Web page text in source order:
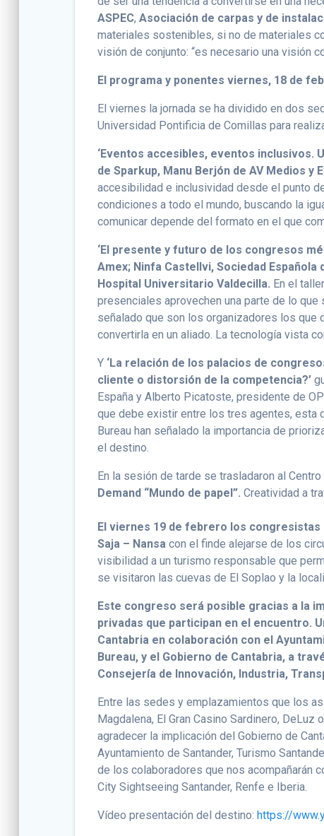
ASPEC,Asociación de carpas y de
materiales sostenibles, si no de materiales
visión de conjunto: “es necesario una visión
El programa y ponentes viernes, 18 de
El viernes la jornada se ha dividido en dos
Universidad Pontificia de Comillas para
‘Eventos accesibles, eventos inclusivos.
de Sparkup, Manu Berjón de AV Medios y
accesibilidad e inclusividad desde el punto
condiciones a todo el mundo, buscando la
comunicar depende del formato en el que
‘El presente y futuro de los congresos
Amex; Ninfa Castellvi, Sociedad
Hospital Universitario Valdecilla. En el
presenciales aprovechen una parte de lo que
señalado que son los organizadores los que
convertirla en un aliado. La tecnología vista
Y ‘La relación de los palacios de
cliente o distorsión de la competencia?’
España y Alberto Picatoste, presidente de
que debe existir entre los tres agentes, esta
Bureau han señalado la importancia de
el destino.
En la sesión de tarde se trasladaron al
Demand “Mundo de papel”. Creatividad a
El viernes 19 de febrero los
Saja – Nansa con el finde alejarse de los
visibilidad a un turismo responsable que
se visitaron las cuevas de El Soplao y la
Este congreso será posible gracias a la
privadas que participan en el encuentro.
Cantabria en colaboración con el
Bureau, y el Gobierno de Cantabria, a
Consejería de Innovación, Industria,
Entre las sedes y emplazamientos que los
Magdalena, El Gran Casino Sardinero,
agradecer la implicación del Gobierno de
Ayuntamiento de Santander, Turismo
de los colaboradores que nos acompañarán
City Sightseeing Santander, Renfe e Iberia.
Vídeo presentación del destino:https://